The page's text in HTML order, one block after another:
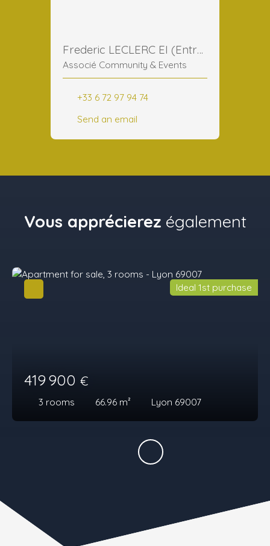
Frederic LECLERC EI (Entreprise Individuelle)
Associé Community & Events
+33 6 72 97 94 74
Send an email
Vous apprécierez également
419 900 €
3 rooms 66.96 m² Lyon 69007
Ideal 1st purchase